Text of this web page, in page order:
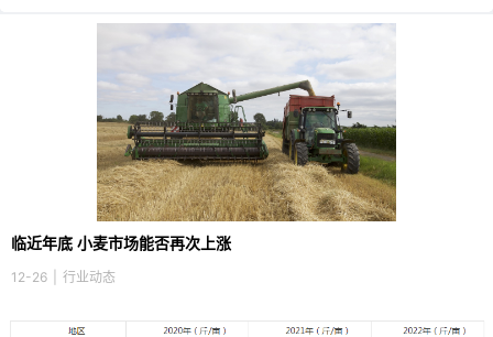
临近年底 小麦市场能否再次上涨
12-26 行业动态